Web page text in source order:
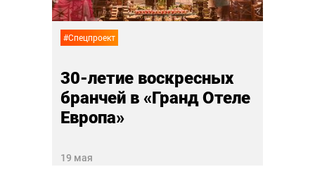
#Спецпроект
30-летие воскресных
бранчей в «Гранд Отеле
Европа»
19 мая